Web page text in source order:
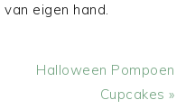
eigen hand.
Volgend
Halloween Pompoen
Cupcakes »